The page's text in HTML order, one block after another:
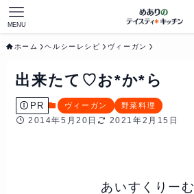
MENU
ホーム ヘルシーレシピ ヴィーガン
出来たて♡お*か*ら
PR ヴィーガン 野菜料理
2014年5月20日 2021年2月15日
あいすくりーむ